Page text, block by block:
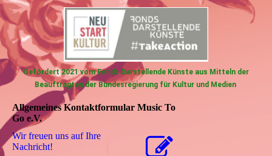
Gefördert 2021 vom Fonds Darstellende Künste aus Mitteln der
Beauftragten der Bundesregierung für Kultur und Medien
Allgemeines Kontaktformular Music To
Go e.V.
Wir freuen uns auf Ihre
Nachricht!